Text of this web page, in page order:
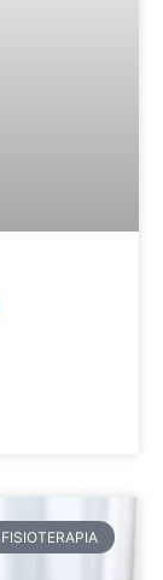
FISIOTERAPIA